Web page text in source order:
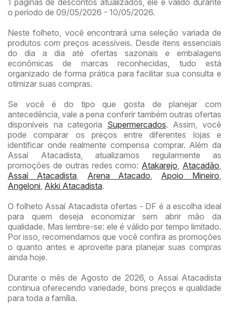
o período de 09/05/2026 - 10/05/2026.
Neste folheto, você encontrará uma seleção variada de
produtos com preços acessíveis. Desde itens essenciais
do dia a dia até ofertas sazonais e embalagens
econômicas de marcas reconhecidas, tudo está
organizado de forma prática para facilitar sua consulta e
otimizar suas compras.
Se você é do tipo que gosta de planejar com
antecedência, vale a pena conferir também outras ofertas
disponíveis na categoria Supermercados. Assim, você
pode comparar os preços entre diferentes lojas e
identificar onde realmente compensa comprar. Além da
Assaí Atacadista, atualizamos regularmente as
promoções de outras redes como: Atakarejo Atacadão
Assaí Atacadista, Arena Atacado Apoio Mineiro
Angeloni Akki Atacadista.
O folheto Assaí Atacadista ofertas - DF é a escolha ideal
para quem deseja economizar sem abrir mão da
qualidade. Mas lembre-se: ele é válido por tempo limitado.
Por isso, recomendamos que você confira as promoções
o quanto antes e aproveite para planejar suas compras
ainda hoje.
Durante o mês de Agosto de 2026, o Assaí Atacadista
continua oferecendo variedade, bons preços e qualidade
para toda a família.